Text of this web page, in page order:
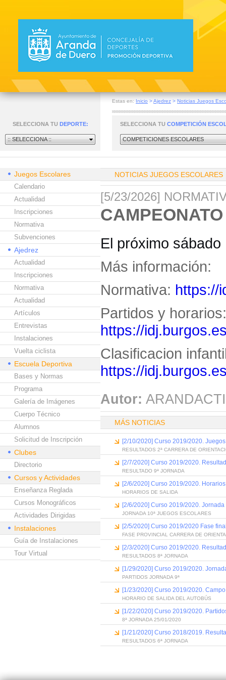
Estas en: Inicio >Ajedrez > Noticias Juegos
SELECCIONA TU DEPORTE:
:: SELECCIONA ::
SELECCIONA TU COMPETICIÓN
COMPETICIONES ESCOLARES
Juegos Escolares
Calendario
Actualidad
Inscripciones
Normativa
Subvenciones
Ajedrez
Actualidad
Inscripciones
Normativa
Actualidad
Artículos
Entrevistas
Instalaciones
Vuelta ciclista
Escuela Deportiva
Bases y Normas
Programa
Galería de Imágenes
Cuerpo Técnico
Alumnos
Solicitud de Inscripción
Clubes
Directorio
Cursos y Actividades
Enseñanza Reglada
Cursos Monográficos
Actividades Dirigidas
Instalaciones
Guía de Instalaciones
Tour Virtual
NOTICIAS JUEGOS ESCOLARES
[5/23/2026]
El próximo
Más información:
Normativa: https://
Partidos y horarios:
https://
Clasificacion
https://
Autor:
MÁS NOTICIAS
[2/10/2020] Curso 2019/2020.
RESULTADOS 2ª CARRERA DE
[2/7/2020] Curso 2019/2020.
RESULTADO 9ª JORNADA
[2/6/2020] Curso 2019/2020.
HORARIOS DE SALIDA
[2/6/2020] Curso 2019/2020.
JORNADA 10ª JUEGOS ESCOLARES
[2/5/2020] Curso 2019/2020 Fase
FASE PROVINCIAL CARRERA DE
[2/3/2020] Curso 2019/2020.
RESULTADOS 8ª JORNADA
[1/29/2020] Curso 2019/2020.
PARTIDOS JORNADA 9ª
[1/23/2020] Curso 2019/2020.
HORARIO DE SALIDA DEL AUTOBÚS
[1/22/2020] Curso 2019/2020.
8ª JORNADA 25/01/2020
[1/21/2020] Curso 2018/2019.
RESULTADOS 6ª JORNADA